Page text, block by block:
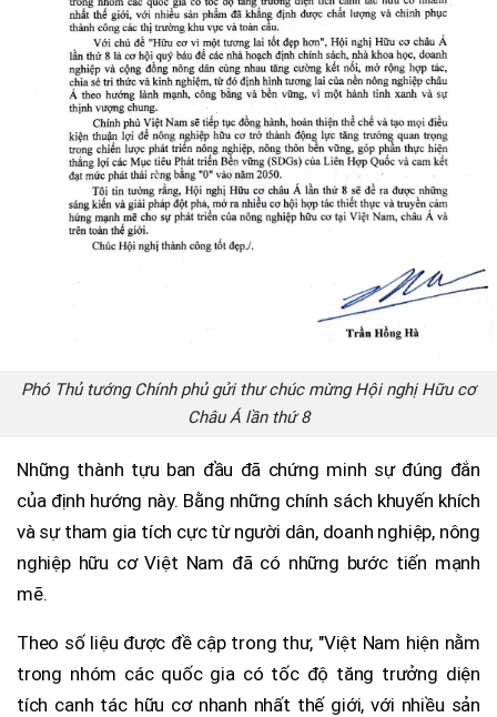
Phó Thủ tướng Chính phủ gửi thư chúc mừng Hội nghị Hữu cơ
Châu Á lần thứ 8
Những thành tựu ban đầu đã chứng minh sự đúng đắn
của định hướng này. Bằng những chính sách khuyến khích
và sự tham gia tích cực từ người dân, doanh nghiệp, nông
nghiệp hữu cơ Việt Nam đã có những bước tiến mạnh
mẽ.
Theo số liệu được đề cập trong thư, "Việt Nam hiện nằm
trong nhóm các quốc gia có tốc độ tăng trưởng diện
tích canh tác hữu cơ nhanh nhất thế giới, với nhiều sản